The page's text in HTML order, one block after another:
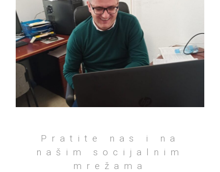
Pratite nas i na
našim socijalnim
mrežama